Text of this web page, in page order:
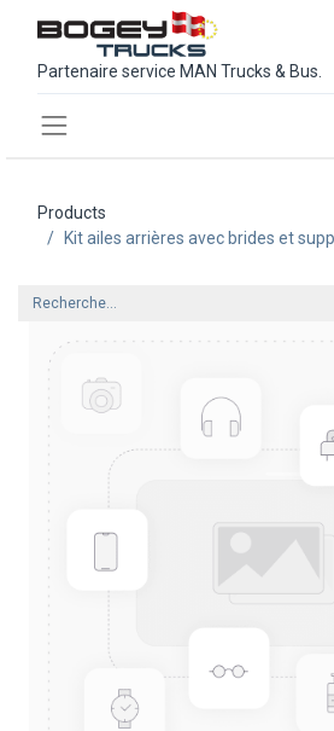
Partenaire service MAN Trucks & Bus.
Products
Kit ailes arrières avec brides et